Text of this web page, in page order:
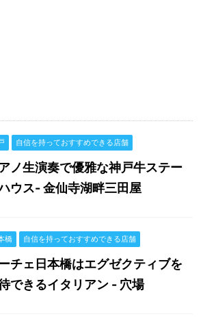
自信を持っておすすめできる店舗
ノ生演奏で優雅な神戸牛ステー
ウス- 金仙寺湖畔三田屋
橋 自信を持っておすすめできる店舗
チェ日本橋はエグゼクティブを
できるイタリアン - 穴場